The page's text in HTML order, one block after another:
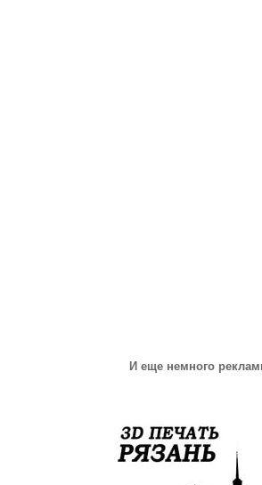
И еще немного